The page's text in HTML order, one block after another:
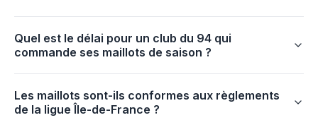
Quel est le délai pour un club du 94 qui
commande ses maillots de saison ?
Les maillots sont-ils conformes aux règlements
de la ligue Île-de-France ?